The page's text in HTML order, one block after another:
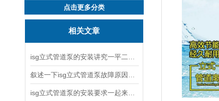
点击更多分类
相关文章